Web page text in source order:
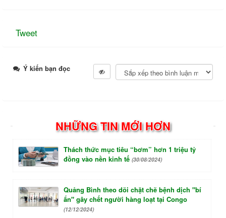
Tweet
Ý kiến bạn đọc
NHỮNG TIN MỚI HƠN
Thách thức mục tiêu “bơm” hơn 1 triệu tỷ
đồng vào nền kinh tế (30/08/2024)
Quảng Bình theo dõi chặt chẽ bệnh dịch "bí
ẩn" gây chết người hàng loạt tại Congo
(12/12/2024)